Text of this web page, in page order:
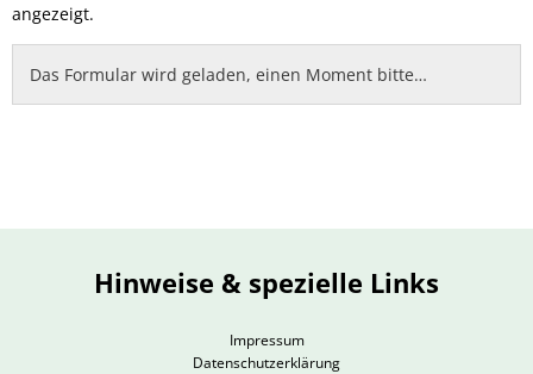
angezeigt.
Das Formular wird geladen, einen Moment bitte…
Hinweise & spezielle Links
Impressum
Datenschutzerklärung